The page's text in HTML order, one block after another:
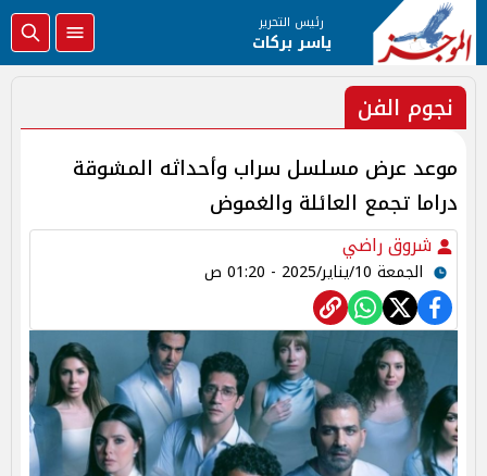
رئيس التحرير
ياسر بركات
نجوم الفن
موعد عرض مسلسل سراب وأحداثه المشوقة
دراما تجمع العائلة والغموض
شروق راضي
الجمعة 10/يناير/2025 - 01:20 ص